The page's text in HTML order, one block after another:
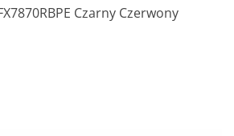
Czarny Czerwony